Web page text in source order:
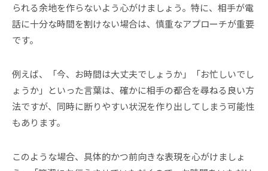
られる余地を作らないよう心がけましょう。特に、相手が電
話に十分な時間を割けない場合は、慎重なアプローチが重要
です。
例えば、「今、お時間は大丈夫でしょうか」「お忙しいでし
ょうか」といった言葉は、確かに相手の都合を尋ねる良い方
法ですが、同時に断りやすい状況を作り出してしまう可能性
もあります。
このような場合、具体的かつ前向きな表現を心がけましょ